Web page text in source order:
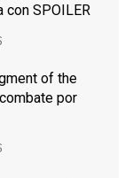
con SPOILER
of the
por